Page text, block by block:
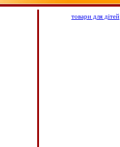
товари для дітей